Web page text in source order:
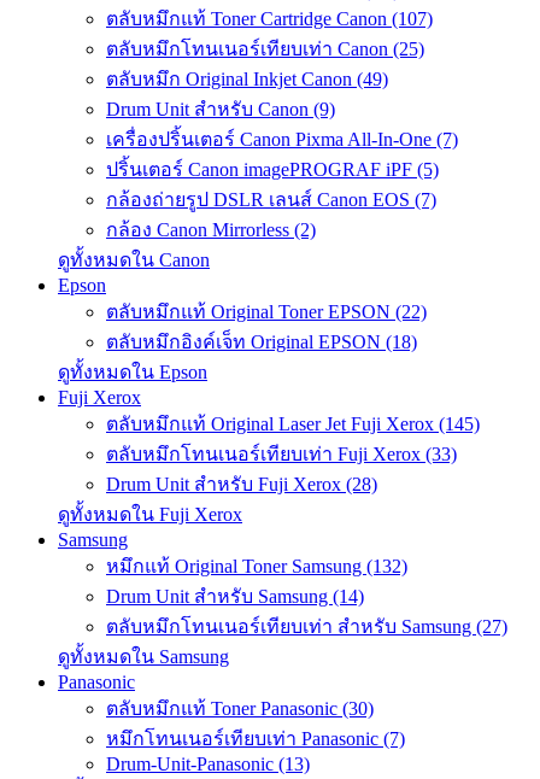
ตลับหมึกแท้ Toner Cartridge Canon (107)
ตลับหมึกโทนเนอร์เทียบเท่า Canon (25)
ตลับหมึก Original Inkjet Canon (49)
Drum Unit สำหรับ Canon (9)
เครื่องปริ้นเตอร์ Canon Pixma All-In-One (7)
ปริ้นเตอร์ Canon imagePROGRAF iPF (5)
กล้องถ่ายรูป DSLR เลนส์ Canon EOS (7)
กล้อง Canon Mirrorless (2)
ดูทั้งหมดใน Canon
Epson
ตลับหมึกแท้ Original Toner EPSON (22)
ตลับหมึกอิงค์เจ็ท Original EPSON (18)
ดูทั้งหมดใน Epson
Fuji Xerox
ตลับหมึกแท้ Original Laser Jet Fuji Xerox (145)
ตลับหมึกโทนเนอร์เทียบเท่า Fuji Xerox (33)
Drum Unit สำหรับ Fuji Xerox (28)
ดูทั้งหมดใน Fuji Xerox
Samsung
หมึกแท้ Original Toner Samsung (132)
Drum Unit สำหรับ Samsung (14)
ตลับหมึกโทนเนอร์เทียบเท่า สำหรับ Samsung (27)
ดูทั้งหมดใน Samsung
Panasonic
ตลับหมึกแท้ Toner Panasonic (30)
หมึกโทนเนอร์เทียบเท่า Panasonic (7)
Drum-Unit-Panasonic (13)